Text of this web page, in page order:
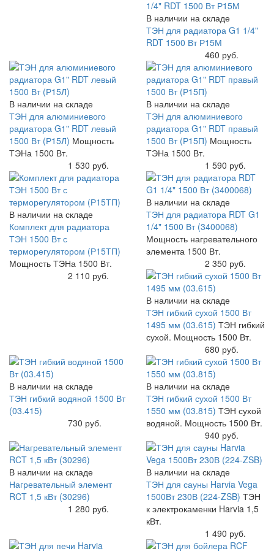
В наличии на складе
ТЭН для радиатора G1 1/4"
RDT 1500 Вт Р15М
460 руб.
В наличии на складе
ТЭН для алюминиевого
радиатора G1" RDT левый
1500 Вт (Р15Л) Мощность
ТЭНа 1500 Вт.
1 530 руб.
В наличии на складе
ТЭН для алюминиевого
радиатора G1" RDT правый
1500 Вт (Р15П) Мощность
ТЭНа 1500 Вт.
1 590 руб.
В наличии на складе
Комплект для радиатора
ТЭН 1500 Вт с
терморегулятором (Р15ТП)
Мощность ТЭНа 1500 Вт.
2 110 руб.
В наличии на складе
ТЭН для радиатора RDT G1
1/4" 1500 Вт (3400068)
Мощность нагревательного
элемента 1500 Вт.
2 350 руб.
В наличии на складе
ТЭН гибкий сухой 1500 Вт
1495 мм (03.615) ТЭН гибкий
сухой. Мощность 1500 Вт.
680 руб.
В наличии на складе
ТЭН гибкий водяной 1500 Вт
(03.415)
730 руб.
В наличии на складе
ТЭН гибкий сухой 1500 Вт
1550 мм (03.815) ТЭН сухой
водяной. Мощность 1500 Вт.
940 руб.
В наличии на складе
Нагревательный элемент
RCT 1,5 кВт (30296)
1 280 руб.
В наличии на складе
ТЭН для сауны Harvia Vega
1500Вт 230В (224-ZSB) ТЭН
к электрокаменки Harvia 1,5
кВт.
1 490 руб.